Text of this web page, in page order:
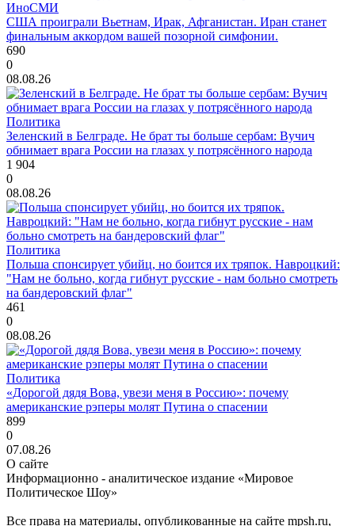
ИноСМИ
США проиграли Вьетнам, Ирак, Афганистан. Иран станет
финальным аккордом вашей позорной симфонии.
690
0
08.08.26
Политика
Зеленский в Белграде. Не брат ты больше сербам: Вучич
обнимает врага России на глазах у потрясённого народа
1 904
0
08.08.26
Политика
Польша спонсирует убийц, но боится их тряпок. Навроцкий:
"Нам не больно, когда гибнут русские - нам больно смотреть
на бандеровский флаг"
461
0
08.08.26
Политика
«Дорогой дядя Вова, увези меня в Россию»: почему
американские рэперы молят Путина о спасении
899
0
07.08.26
О сайте
Информационно - аналитическое издание «Мировое
Политическое Шоу»
Все права на материалы, опубликованные на сайте mpsh.ru,